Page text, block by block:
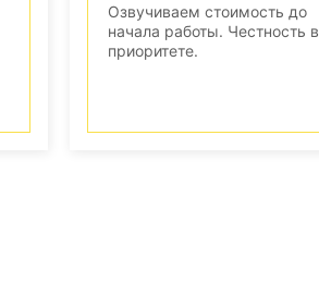
Озвучиваем стоимость до
начала работы. Честность в
приоритете.